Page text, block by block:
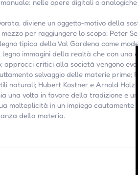
nelle opere digitali o
diviene un oggetto-motivo della
per raggiungere lo scopo; Peter
tipica della Val Gardena come
immagini della realtà che con una
approcci critici alla società vengono
selvaggio delle materie prime;
naturali; Hubert Kostner e Arnold
una volta in favore della tradizione e
molteplicità in un impiego cautamente
della materia.